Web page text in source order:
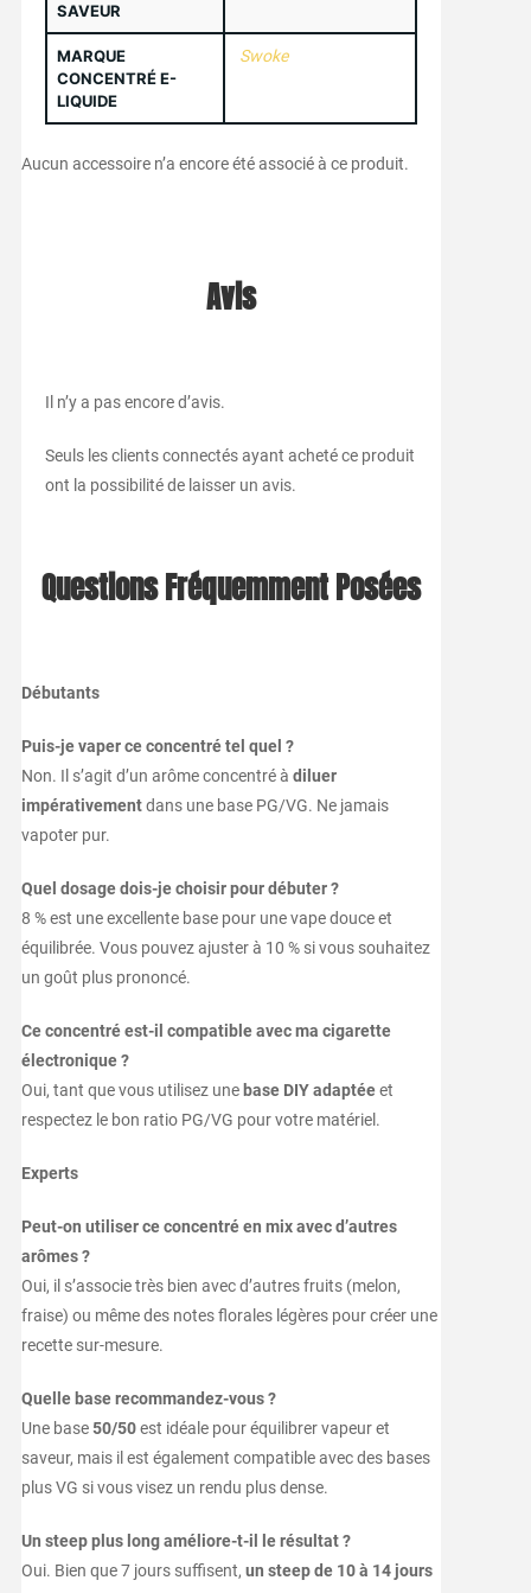
SAVEUR
MARQUE
CONCENTRÉ E-
LIQUIDE
Swoke
Aucun accessoire n’a encore été associé à ce produit.
Avis
Il n’y a pas encore d’avis.
Seuls les clients connectés ayant acheté ce produit
ont la possibilité de laisser un avis.
Questions Fréquemment Posées
Débutants
Puis-je vaper ce concentré tel quel ?
Non. Il s’agit d’un arôme concentré à diluer
impérativementdans une base PG/VG. Ne jamais
vapoter pur.
Quel dosage dois-je choisir pour débuter ?
8 % est une excellente base pour une vape douce et
équilibrée. Vous pouvez ajuster à 10 % si vous souhaitez
un goût plus prononcé.
Ce concentré est-il compatible avec ma cigarette
électronique ?
Oui, tant que vous utilisez une base DIY adaptéeet
respectez le bon ratio PG/VG pour votre matériel.
Experts
Peut-on utiliser ce concentré en mix avec d’autres
arômes ?
Oui, il s’associe très bien avec d’autres fruits (melon,
fraise) ou même des notes florales légères pour créer une
recette sur-mesure.
Quelle base recommandez-vous ?
Une base50/50est idéale pour équilibrer vapeur et
saveur, mais il est également compatible avec des bases
plus VG si vous visez un rendu plus dense.
Un steep plus long améliore-t-il le résultat ?
Oui. Bien que 7 jours suffisent, un steep de 10 à 14 jours